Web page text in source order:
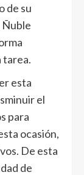
de su
Ñuble
tarea.
esta
el
para
ocasión,
De esta
de